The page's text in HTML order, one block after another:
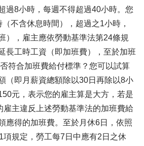
過8小時，每週不得超過40小時。您
（不含休息時間），超過之1小時，
），雇主應依勞動基準法第24條規
長工時工資（即加班費），至於加班
符合加班費給付標準？您可以試算
（即月薪資總額除以30日再除以8小
元，表示您的雇主算是大方，若是
雇主違反上述勞動基準法的加班費給
應得的加班費。至於月休6日，依照
項規定，勞工每7日中應有2日之休